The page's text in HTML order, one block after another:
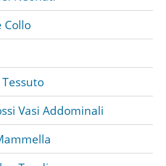
Collo
Vasi Addominali